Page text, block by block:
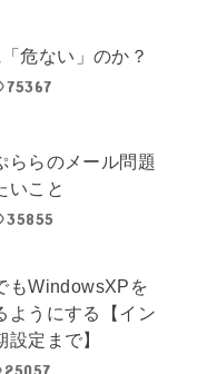
危ない」のか？
75367
らのメール問題
いこと
35855
もWindowsXPを
ようにする【イン
定まで】
25057